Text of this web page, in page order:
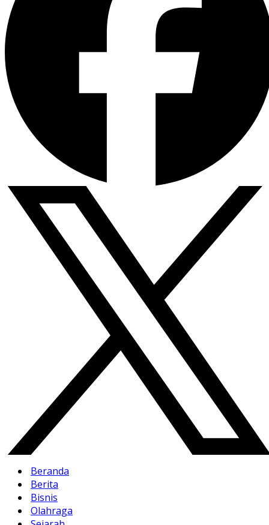
Beranda
Berita
Bisnis
Olahraga